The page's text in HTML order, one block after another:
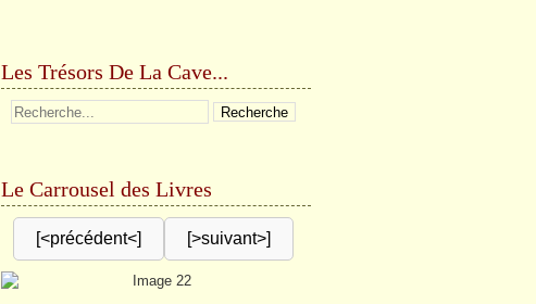
Les Trésors De La Cave...
Le Carrousel des Livres
[<précédent<] [>suivant>]